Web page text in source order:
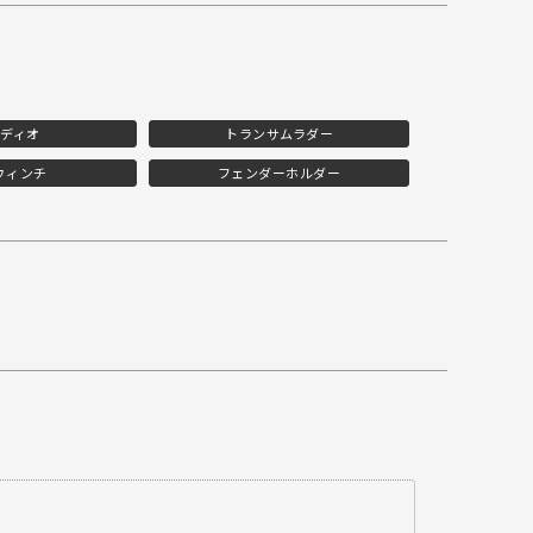
ィオ トランサムラダー
ィンチ フェンダーホルダー